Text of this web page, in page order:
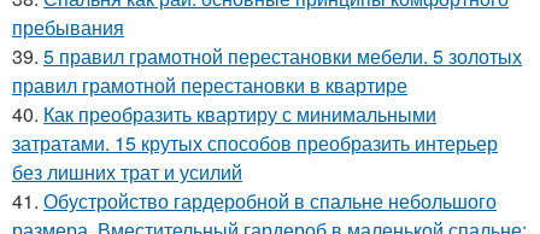
пребывания
39. 5 правил грамотной перестановки мебели. 5 золотых
правил грамотной перестановки в квартире
40. Как преобразить квартиру с минимальными
затратами. 15 крутых способов преобразить интерьер
без лишних трат и усилий
41. Обустройство гардеробной в спальне небольшого